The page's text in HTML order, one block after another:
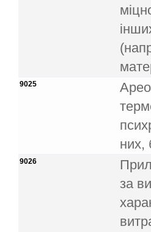
9025
них,
9026
за